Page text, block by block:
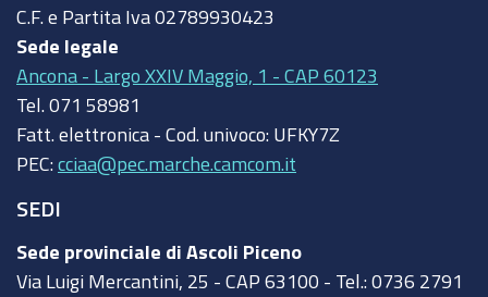
C.F. e Partita Iva 02789930423
Sede legale
Ancona - Largo XXIV Maggio, 1 - CAP 60123
Tel. 071 58981
Fatt. elettronica - Cod. univoco: UFKY7Z
PEC: cciaa@pec.marche.camcom.it
SEDI
Sede provinciale di Ascoli Piceno
Via Luigi Mercantini, 25 - CAP 63100 - Tel.: 0736 2791